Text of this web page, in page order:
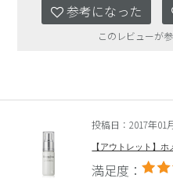
参考になった
このレビューが
投稿日：2017年01
【アウトレット】
満足度：